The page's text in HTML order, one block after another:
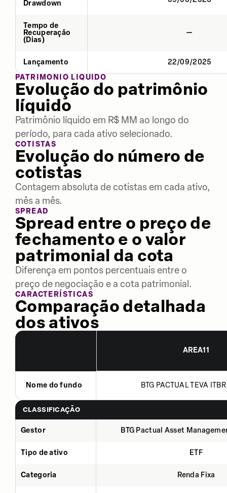
Drawdown
Tempo de
Recuperação
(Dias)
—
Lançamento
22/09/2025
PATRIMÔNIO LÍQUIDO
Evolução do patrimônio
líquido
Patrimônio líquido em R$ MM ao longo do
período, para cada ativo selecionado.
COTISTAS
Evolução do número de
cotistas
Contagem absoluta de cotistas em cada ativo,
mês a mês.
SPREAD
Spread entre o preço de
fechamento e o valor
patrimonial da cota
Diferença em pontos percentuais entre o
preço de negociação e a cota patrimonial.
CARACTERÍSTICAS
Comparação detalhada
dos ativos
AREA11
Nome do fundo BTG PACTUAL TEVA
CLASSIFICAÇÃO
Gestor BTG Pactual Asset
Tipo de ativo ETF
Categoria Renda Fixa